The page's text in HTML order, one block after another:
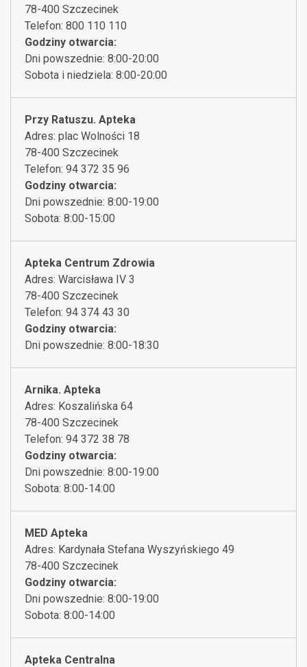
78-400 Szczecinek
Telefon: 800 110 110
Godziny otwarcia:
Dni powszednie: 8:00-20:00
Sobota i niedziela: 8:00-20:00
Przy Ratuszu. Apteka
Adres: plac Wolności 18
78-400 Szczecinek
Telefon: 94 372 35 96
Godziny otwarcia:
Dni powszednie: 8:00-19:00
Sobota: 8:00-15:00
Apteka Centrum Zdrowia
Adres: Warcisława IV 3
78-400 Szczecinek
Telefon: 94 374 43 30
Godziny otwarcia:
Dni powszednie: 8:00-18:30
Arnika. Apteka
Adres: Koszalińska 64
78-400 Szczecinek
Telefon: 94 372 38 78
Godziny otwarcia:
Dni powszednie: 8:00-19:00
Sobota: 8:00-14:00
MED Apteka
Adres: Kardynała Stefana Wyszyńskiego 49
78-400 Szczecinek
Godziny otwarcia:
Dni powszednie: 8:00-19:00
Sobota: 8:00-14:00
Apteka Centralna